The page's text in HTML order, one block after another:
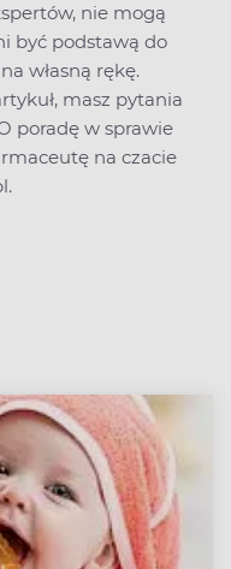
nie mogą
być podstawą do
własną rękę.
masz pytania
poradę w sprawie
na czacie